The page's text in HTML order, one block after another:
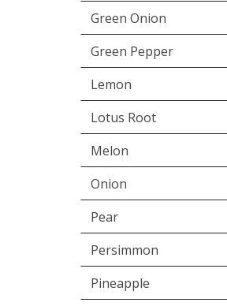
Green Onion
Green Pepper
Lemon
Lotus Root
Melon
Onion
Pear
Persimmon
Pineapple